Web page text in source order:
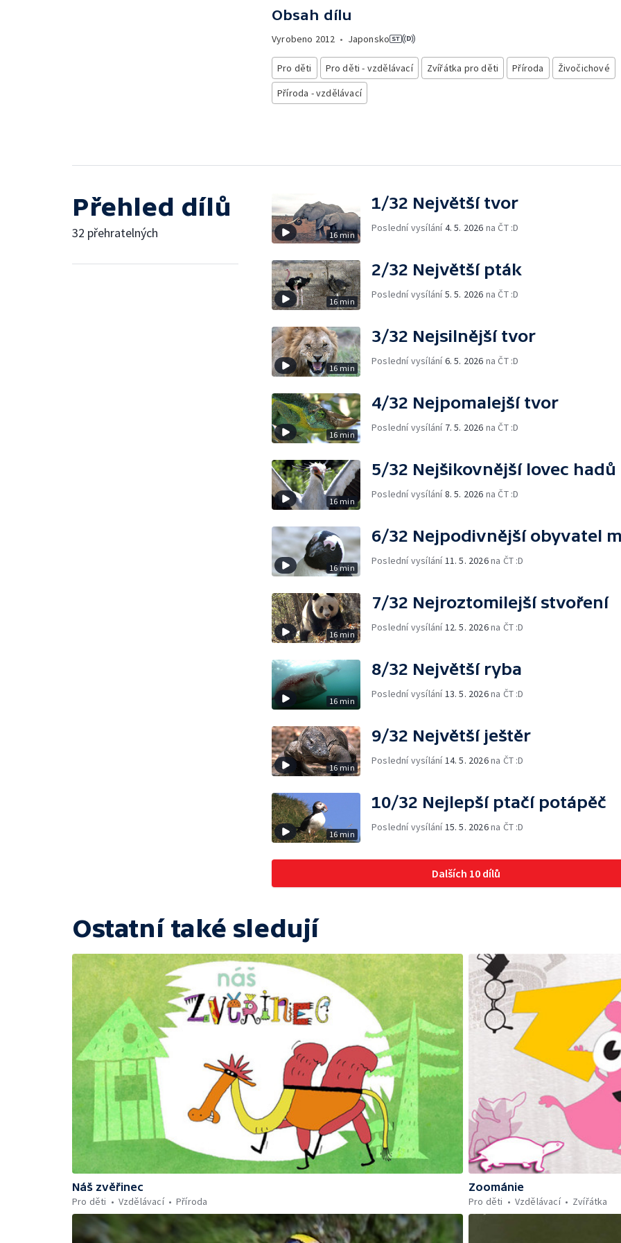
Obsah dílu
Vyrobeno 2012 • Japonsko
Pro děti Pro děti - vzdělávací Zvířátka pro děti Příroda
Živočichové
Příroda - vzdělávací
Přehled dílů
32 přehratelných 16 min
1/32 Největší tvor
Poslední vysílání4. 5. 2026 na ČT :D
16 min
2/32 Největší pták
Poslední vysílání5. 5. 2026 na ČT :D
16 min
3/32 Nejsilnější tvor
Poslední vysílání6. 5. 2026 na ČT :D
16 min
4/32 Nejpomalejší tvor
Poslední vysílání 7. 5. 2026 na ČT :D
16 min
5/32 Nejšikovnější lovec hadů
Poslední vysílání8. 5. 2026 na ČT :D
16 min
6/32 Nejpodivnější obyvatel
Poslední vysílání 11. 5. 2026na ČT :D
16 min
7/32 Nejroztomilejší stvoření
Poslední vysílání 12. 5. 2026na ČT :D
16 min
8/32 Největší ryba
Poslední vysílání 13. 5. 2026na ČT :D
16 min
9/32 Největší ještěr
Poslední vysílání 14. 5. 2026na ČT :D
16 min
10/32 Nejlepší ptačí potápěč
Poslední vysílání 15. 5. 2026na ČT :D
Dalších 10 dílů
Ostatní také sledují
Náš zvěřinec
Pro děti
Vzdělávací Příroda
Zoománie
Pro děti
Vzdělávací Zvířátka